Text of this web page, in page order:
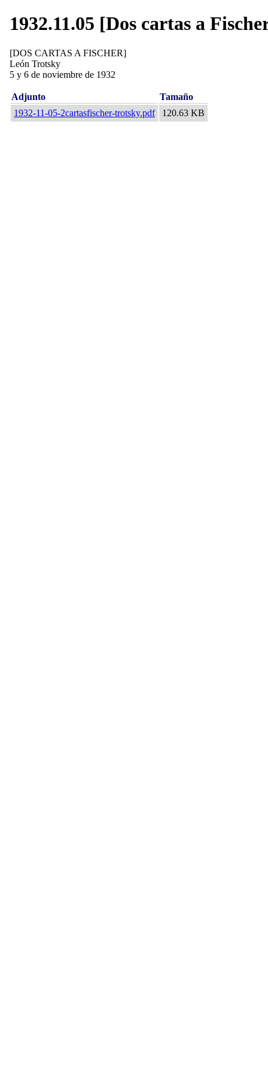
1932.11.05 [Dos cartas a
[DOS CARTAS A FISCHER]
León Trotsky
5 y 6 de noviembre de 1932
Adjunto
Tamaño
1932-11-05-2cartasfischer-trotsky.pdf
120.63 KB